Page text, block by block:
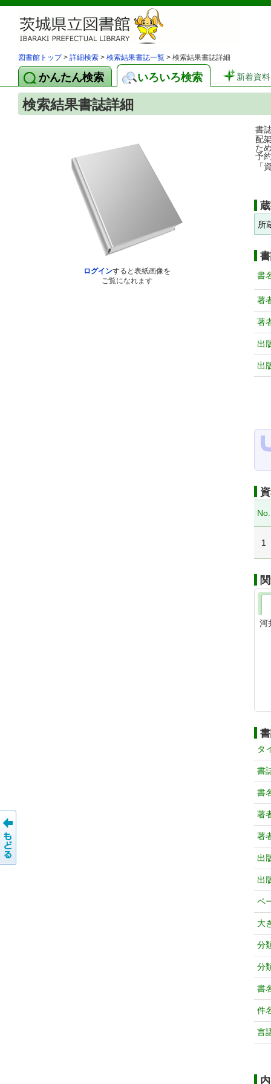
図書館トップ> 詳細検索 > 検索結果書誌一覧 > 検索結果書誌詳細
かんたん検索 いろいろ検索 新着資料
検索結果書誌詳細
ログインすると表紙画像を
ご覧になれます
書
配
た
予
「
所
書
著
著
出
出
No.
1
河
タ
書
書
著
著
出
出
ペ
大
分
分
書
件
言